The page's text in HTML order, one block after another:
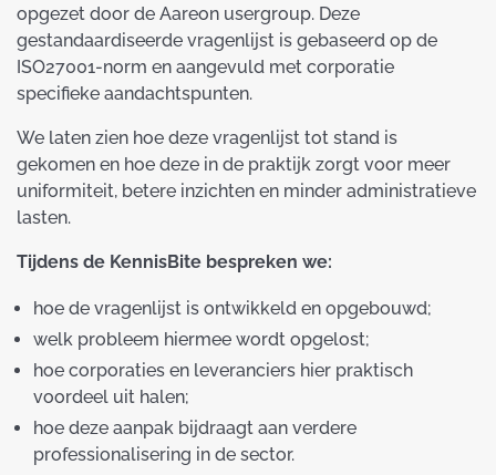
opgezet door de Aareon usergroup. Deze
gestandaardiseerde vragenlijst is gebaseerd op de
ISO27001‑norm en aangevuld met corporatie
specifieke aandachtspunten.
We laten zien hoe deze vragenlijst tot stand is
gekomen en hoe deze in de praktijk zorgt voor meer
uniformiteit, betere inzichten en minder administratieve
lasten.
Tijdens de KennisBite bespreken we:
hoe de vragenlijst is ontwikkeld en opgebouwd;
welk probleem hiermee wordt opgelost;
hoe corporaties en leveranciers hier praktisch
voordeel uit halen;
hoe deze aanpak bijdraagt aan verdere
professionalisering in de sector.